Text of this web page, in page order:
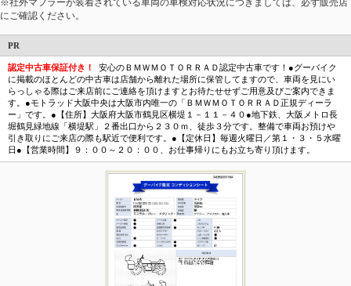
※社外マフラーが装着されている車両の車検対応状況につきましては、必ず販売店
にご確認ください。
PR
認定中古車保証付き！
安心のＢＭＷＭＯＴＯＲＲＡＤ認定中古車です！●グーバイク
に掲載のほとんどの中古車は店舗から離れた場所に保管してますので、車両を見にい
らっしゃる際はご来店前にご連絡を頂けますとお待たせせずご用意及びご案内できま
す。●モトラッド大阪中央は大阪市内唯一の「ＢＭＷＭＯＴＯＲＲＡＤ正規ディーラ
ー」です。●【住所】大阪府大阪市鶴見区横堤１－１１－４０●地下鉄、大阪メトロ長
堀鶴見緑地線「横堤駅」２番出口から２３０ｍ、徒歩３分です。整備で車両お預けや
引き取りにご来店の際も駅近で便利です。●【定休日】毎週火曜日／第１・３・５水曜
日●【営業時間】９：００～２０：００、お仕事帰りにもお立ち寄り頂けます。